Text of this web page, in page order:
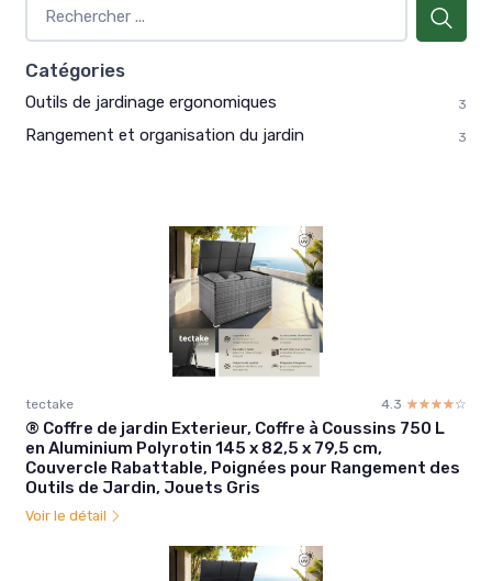
Catégories
Outils de jardinage ergonomiques 3
Rangement et organisation du jardin 3
tectake 4.3 ☆☆☆☆☆
★★★★★
® Coffre de jardin Exterieur, Coffre à Coussins 750 L
en Aluminium Polyrotin 145 x 82,5 x 79,5 cm,
Couvercle Rabattable, Poignées pour Rangement des
Outils de Jardin, Jouets Gris
Voir le détail